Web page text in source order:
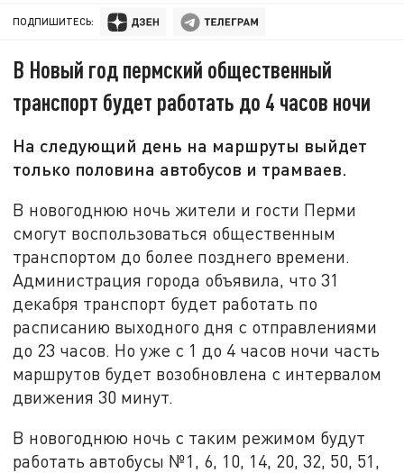
ПОДПИШИТЕСЬ:
В Новый год пермский общественный
транспорт будет работать до 4 часов ночи
На следующий день на маршруты выйдет
только половина автобусов и трамваев.
В новогоднюю ночь жители и гости Перми
смогут воспользоваться общественным
транспортом до более позднего времени.
Администрация города объявила, что 31
декабря транспорт будет работать по
расписанию выходного дня с отправлениями
до 23 часов. Но уже с 1 до 4 часов ночи часть
маршрутов будет возобновлена с интервалом
движения 30 минут.
В новогоднюю ночь с таким режимом будут
работать автобусы №1, 6, 10, 14, 20, 32, 50, 51,